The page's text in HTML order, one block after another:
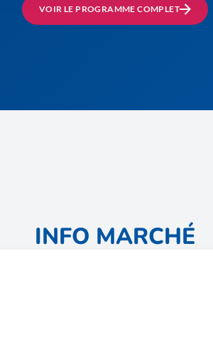
VOIR LE PROGRAMME COMPLET
INFO MARCHÉ